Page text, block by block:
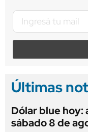
Últimas
Dólar blue hoy:
sábado 8 de